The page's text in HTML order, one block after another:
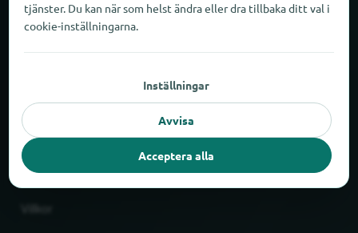
Siffror och fakta
Impressum
Skydd av personuppgifter
tjänster. Du kan när som helst ändra eller dra tillbaka ditt val i
cookie-inställningarna.
Inställningar
Avvisa
Acceptera alla